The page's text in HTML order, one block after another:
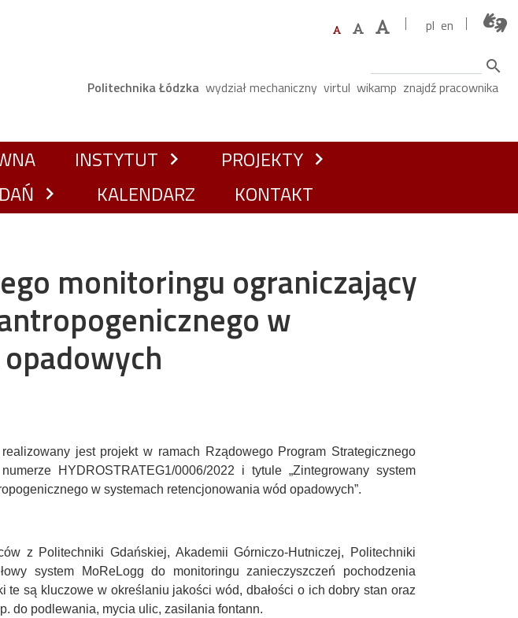
pl en
Szukaj
Górne menu
Politechnika Łódzka wydział mechaniczny virtul wikamp znajdź pracownika
INSTYTUT chevron_right PROJEKTY chevron_right
chevron_right KALENDARZ KONTAKT
monitoringu ograniczający
w
jest projekt w ramach Rządowego Program Strategicznego
HYDROSTRATEG1/0006/2022 i tytule „Zintegrowany system
w systemach retencjonowania wód opadowych”.
z Politechniki Gdańskiej, Akademii Górniczo-Hutniczej, Politechniki
system MoReLogg do monitoringu zanieczyszczeń pochodzenia
te są kluczowe w określaniu jakości wód, dbałości o ich dobry stan oraz
do podlewania, mycia ulic, zasilania fontann.